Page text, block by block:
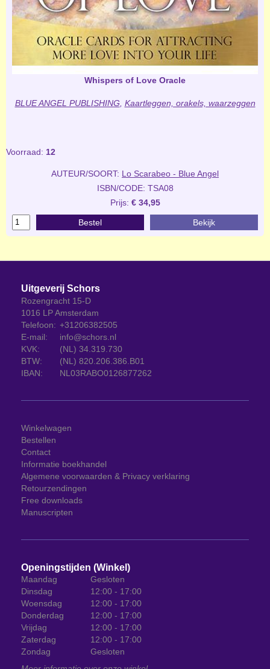
Whispers of Love Oracle
BLUE ANGEL PUBLISHING Kaartleggen, orakels, waarzeggen
Voorraad: 12
AUTEUR/SOORT: Lo Scarabeo - Blue Angel
ISBN/CODE: TSA08
Prijs: € 34,95
Bestel Bekijk
Uitgeverij Schors
Rozengracht 15-D
1016 LP Amsterdam
Telefoon: +31206382505
E-mail:
info@schors.nl
KVK:
(NL) 34.319.730
BTW:
(NL) 820.206.386.B01
IBAN:
NL03RABO0126877262
Winkelwagen
Bestellen
Contact
Informatie boekhandel
Algemene voorwaarden & Privacy verklaring
Retourzendingen
Free downloads
Manuscripten
Openingstijden (Winkel)
Maandag
Gesloten
Dinsdag
12:00 - 17:00
Woensdag
12:00 - 17:00
Donderdag
12:00 - 17:00
Vrijdag
12:00 - 17:00
Zaterdag
12:00 - 17:00
Zondag
Gesloten